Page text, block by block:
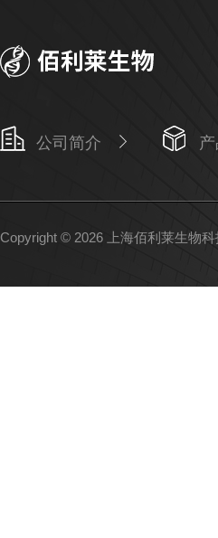
公司简介
Copyright © 2026 上海佰利莱生物